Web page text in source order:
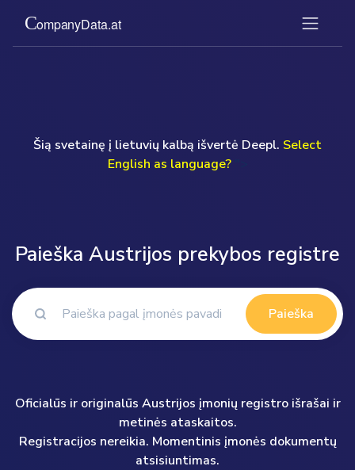
Šią svetainę į lietuvių kalbą išvertė Deepl. Select
English as language?">
Paieška Austrijos prekybos registre
Paieška
Oficialūs ir originalūs Austrijos įmonių registro išrašai ir
metinės ataskaitos.
Registracijos nereikia. Momentinis įmonės dokumentų
atsisiuntimas.